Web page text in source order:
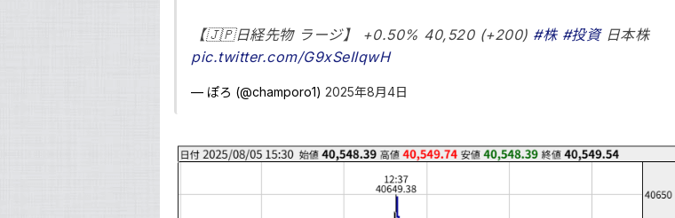
【🇯🇵日経先物 ラージ】 +0.50% 40,520 (+200) #株 #投資日本株
pic.twitter.com/G9xSeIIqwH
— ぽろ (@champoro1) 2025年8月4日